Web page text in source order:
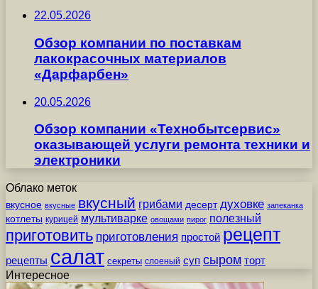
22.05.2026
Обзор компании по поставкам
лакокрасочных материалов
«Дарфарбен»
20.05.2026
Обзор компании «Технобытсервис»
оказывающей услуги ремонта техники и
электроники
Облако меток
вкусное вкусные вкусный грибами десерт духовке запеканка
котлеты курицей мультиварке овощами пирог полезный
приготовить приготовления простой рецепт
рецепты салат секреты слоеный суп сыром торт
Интересное